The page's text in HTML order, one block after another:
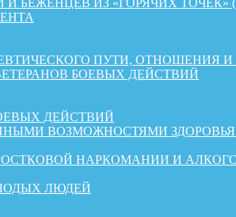
ИЗ «ГОРЯЧИХ ТОЧЕК» (в
ПУТИ, ОТНОШЕНИЯ
БОЕВЫХ ДЕЙСТВИЙ
ДЕЙСТВИЙ
ВОЗМОЖНОСТЯМИ
НАРКОМАНИИ И
ЛЮДЕЙ